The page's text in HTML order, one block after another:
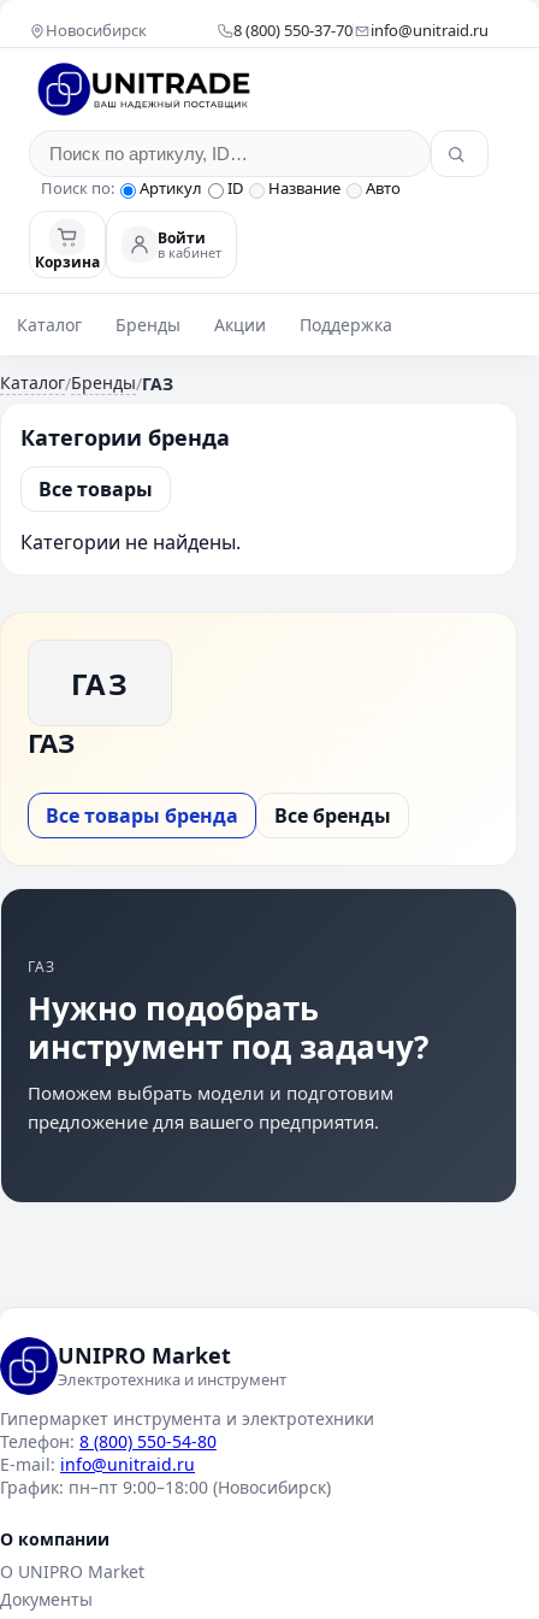
Новосибирск 8 (800) 550-37-70 info@unitraid.ru
Поиск по: Артикул ID Название Авто
Корзина
Войти
в кабинет
Каталог Бренды Акции Поддержка
Каталог/Бренды/ГАЗ
Категории бренда
Все товары
Категории не найдены.
ГАЗ
ГАЗ
Все товары бренда Все бренды
ГАЗ
Нужно подобрать
инструмент под задачу?
Поможем выбрать модели и подготовим
предложение для вашего предприятия.
UNIPRO Market
Электротехника и инструмент
Гипермаркет инструмента и электротехники
Телефон: 8 (800) 550-54-80
E-mail: info@unitraid.ru
График: пн–пт 9:00–18:00 (Новосибирск)
О компании
О UNIPRO Market
Документы